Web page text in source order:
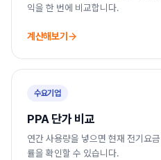
익을 한 번에 비교합니다.
계산해보기
수요기업
PPA 단가 비교
연간 사용량을 넣으면 현재 전기요
률을 확인할 수 있습니다.